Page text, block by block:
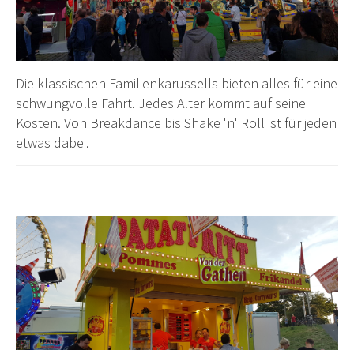
Die klassischen Familienkarussells bieten alles für eine
schwungvolle Fahrt. Jedes Alter kommt auf seine
Kosten. Von Breakdance bis Shake 'n' Roll ist für jeden
etwas dabei.